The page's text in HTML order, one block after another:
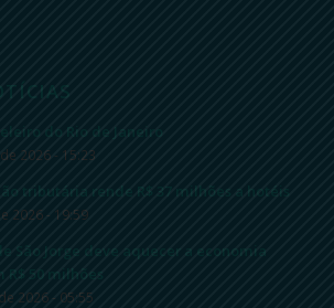
do Rio de Janeiro
2026 - 15:23
tributária rende R$ 37 milhões a hotéis
2026 - 19:59
São Jorge deve aquecer a economia
R$ 50 milhões
2026 - 05:55